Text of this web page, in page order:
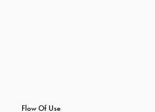
FlowOf Use